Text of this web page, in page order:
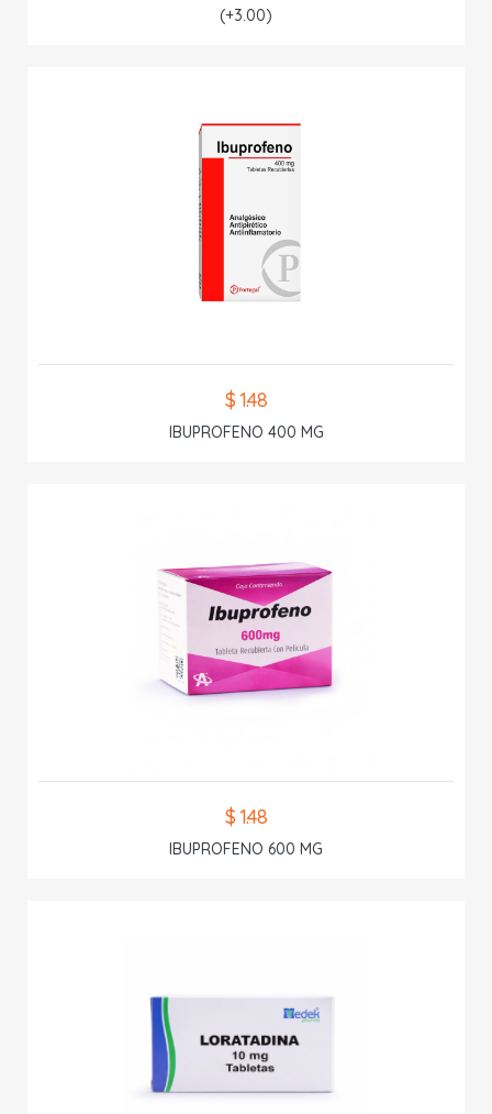
(+3.00)
$ 1.48
IBUPROFENO 400 MG
$ 1.48
IBUPROFENO 600 MG